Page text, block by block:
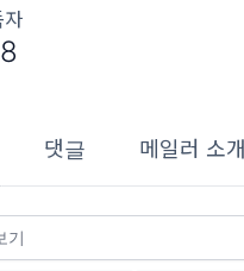
자
댓글 메일러 소개